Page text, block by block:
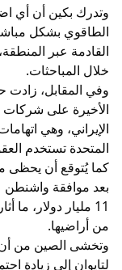
وتدرك بكين أن أي
الطاقوي بشكل
القادمة عبر
خلال المباحثات.
وفي المقابل، زادت
الأخيرة على شركات
الإيراني، وهي
المتحدة تستخدم
كما يُتوقع أن يحظى
بعد موافقة
11 مليار دولار،
من أراضيها.
وتخشى الصين من أن
لتايوان إلى زيادة